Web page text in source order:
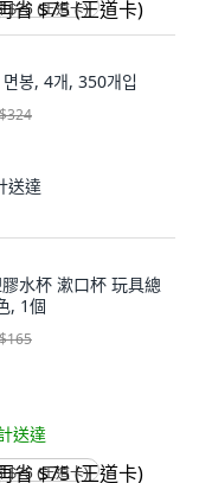
$75 (王道卡)
봉, 4개, 350개입
$324
送達
水杯 漱口杯 玩具總
, 1個
$165
送達
$75 (王道卡)